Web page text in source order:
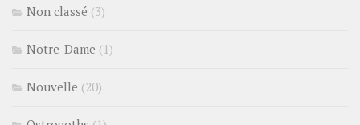
Non classé (3)
Notre-Dame (1)
Nouvelle (20)